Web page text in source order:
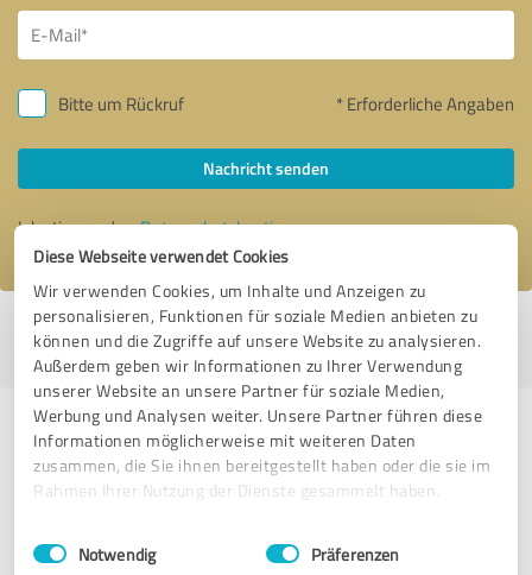
Diese Webseite verwendet Cookies
Wir verwenden Cookies, um Inhalte und Anzeigen zu
personalisieren, Funktionen für soziale Medien anbieten zu
können und die Zugriffe auf unsere Website zu analysieren.
Außerdem geben wir Informationen zu Ihrer Verwendung
unserer Website an unsere Partner für soziale Medien,
Werbung und Analysen weiter. Unsere Partner führen diese
Informationen möglicherweise mit weiteren Daten
zusammen, die Sie ihnen bereitgestellt haben oder die sie im
Rahmen Ihrer Nutzung der Dienste gesammelt haben.
Impressum Datenschutzbestimmungen
Einwilligungsauswahl
Notwendig Präferenzen
Bitte um Rückruf * Erforderliche Angaben
Nachricht senden
Ich stimme denDatenschutzbestimmungenzu.
Profil aktiv seit 18.04.2017 | Letzte Aktualisierung: 08.08.2026
melden
Erfahrungen zu weiteren
Anbietern aus dem Bereich IT-
Dienstleistungen
Peter Debus